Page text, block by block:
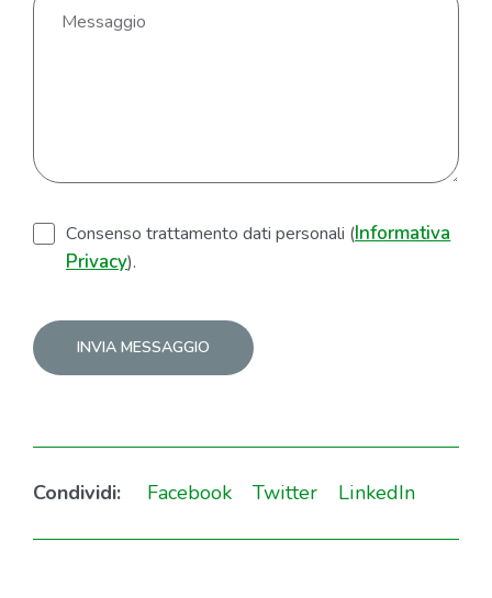
Consenso trattamento dati personali (Informativa
Privacy).
Condividi: Facebook Twitter LinkedIn